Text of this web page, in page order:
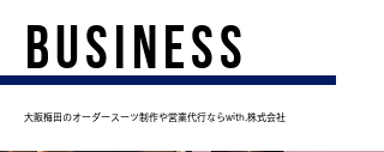
business
大阪梅田のオーダースーツ制作や営業代行ならwith.株式会社